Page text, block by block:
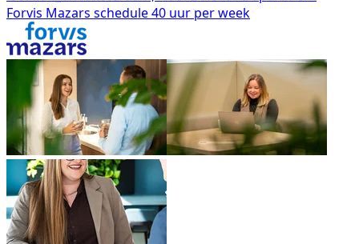
Forvis Mazars schedule40 uur per week